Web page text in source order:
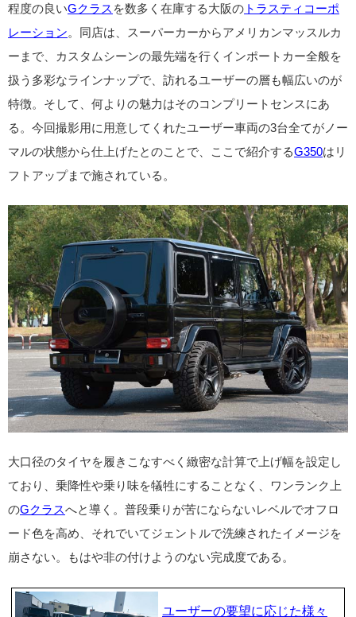
程度の良いGクラス を数多く在庫する大阪の トラスティコーポ
レーション。同店は、スーパーカーからアメリカンマッスルカ
ーまで、カスタムシーンの最先端を行くインポートカー全般を
扱う多彩なラインナップで、訪れるユーザーの層も幅広いのが
特徴。そして、何よりの魅力はそのコンプリートセンスにあ
る。今回撮影用に用意してくれたユーザー車両の3台全てがノー
マルの状態から仕上げたとのことで、ここで紹介するG350はリ
フトアップまで施されている。
大口径のタイヤを履きこなすべく緻密な計算で上げ幅を設定し
ており、乗降性や乗り味を犠牲にすることなく、ワンランク上
のGクラスへと導く。普段乗りが苦にならないレベルでオフロ
ード色を高め、それでいてジェントルで洗練されたイメージを
崩さない。もはや非の付けようのない完成度である。
ユーザーの要望に応じた様々